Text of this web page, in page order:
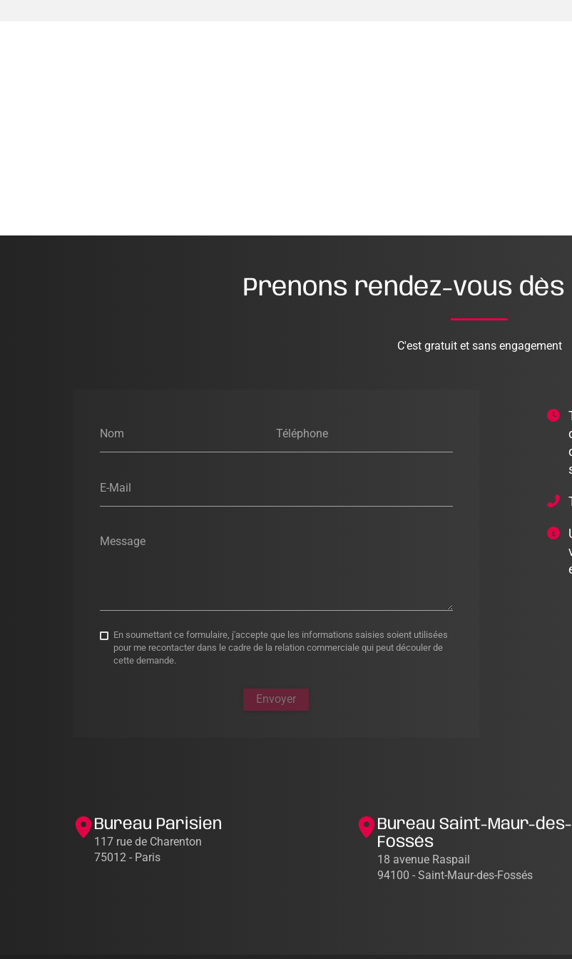
Prenons rendez-vous
C'est gratuit et sans engagement
Nom Téléphone
E-Mail
Message
En soumettant ce formulaire, j'accepte que les informations saisies soient utilisées
pour me recontacter dans le cadre de la relation commerciale qui peut découler de
cette demande.
Envoyer
Bureau Parisien
117 rue de Charenton
75012 - Paris
Bureau Saint-Maur-des-
Fossés
18 avenue Raspail
94100 - Saint-Maur-des-Fossés